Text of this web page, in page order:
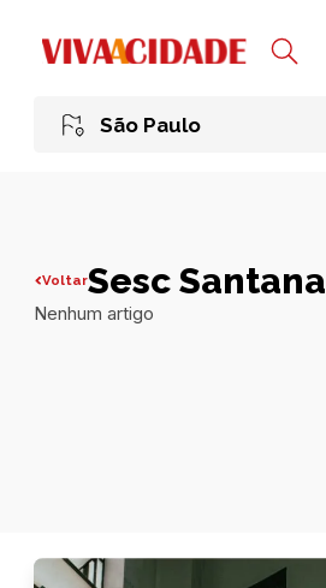
São Paulo
VoltarSesc Santana
Nenhum artigo